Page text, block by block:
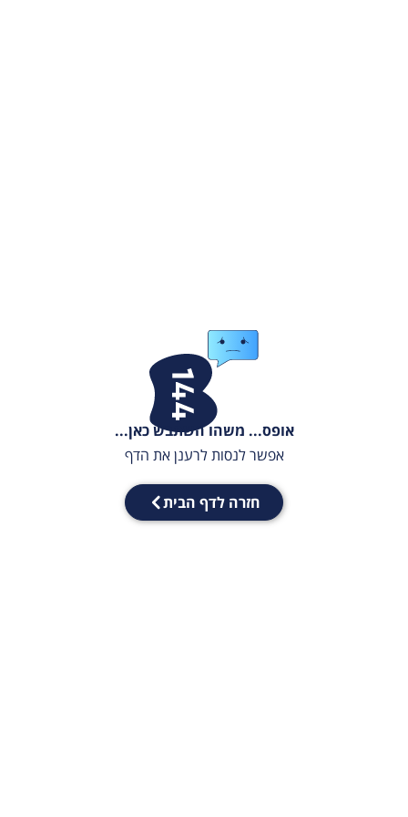
אופס... משהו השתבש כאן...
אפשר לנסות לרענן את הדף
חזרה לדף הבית